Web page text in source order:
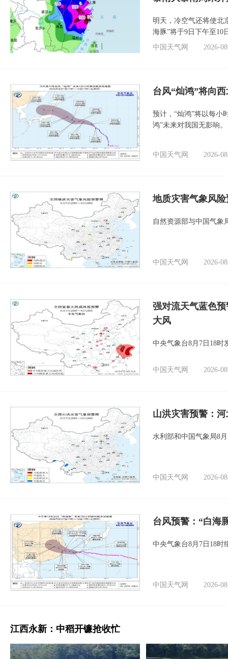
明天，冷空气还将使北
海豚”将于9日下午至10
中国天气网
2026-
台风“灿鸿”将向
预计，“灿鸿”将以每小
鸿”未来对我国无影响。
中国天气网 2026-
地质灾害气象风
自然资源部与中国气象
中国天气网 2026-
强对流天气蓝色
大风
中央气象台8月7日18时
中国天气网 2026-
山洪灾害预警：
水利部和中国气象局8
中国天气网 2026-
台风预警：“白海
中央气象台8月7日18时
中国天气网 2026-
江西永新：中稻开镰抢收忙